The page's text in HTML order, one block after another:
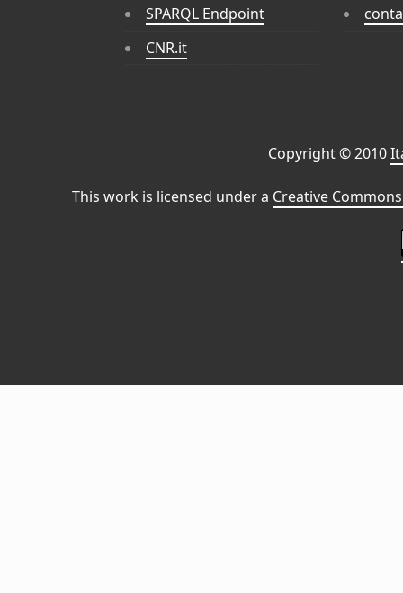
SPARQL Endpoint
CNR.it
Copyright © 2010
This work is licensed under a Creative